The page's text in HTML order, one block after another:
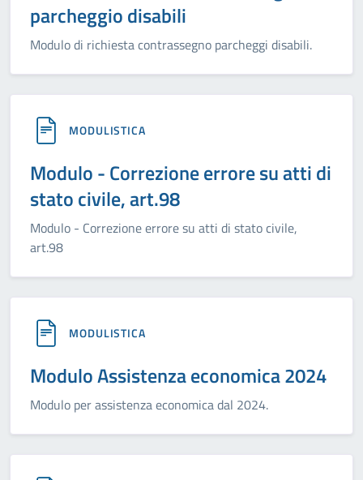
parcheggio disabili
Modulo di richiesta contrassegno parcheggi disabili.
MODULISTICA
Modulo - Correzione errore su atti di
stato civile, art.98
Modulo - Correzione errore su atti di stato civile,
art.98
MODULISTICA
Modulo Assistenza economica 2024
Modulo per assistenza economica dal 2024.